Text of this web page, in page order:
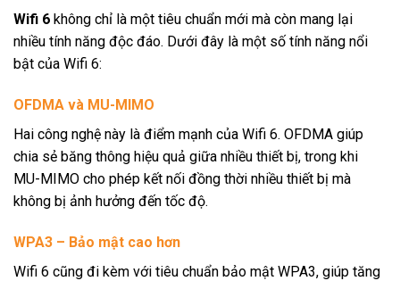
Wifi 6 không chỉ là một tiêu chuẩn mới mà còn mang lại
nhiều tính năng độc đáo. Dưới đây là một số tính năng nổi
bật của Wifi 6:
OFDMA và MU-MIMO
Hai công nghệ này là điểm mạnh của Wifi 6. OFDMA giúp
chia sẻ băng thông hiệu quả giữa nhiều thiết bị, trong khi
MU-MIMO cho phép kết nối đồng thời nhiều thiết bị mà
không bị ảnh hưởng đến tốc độ.
WPA3 – Bảo mật cao hơn
Wifi 6 cũng đi kèm với tiêu chuẩn bảo mật WPA3, giúp tăng